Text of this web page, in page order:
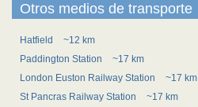
Otros medios de transporte
Hatfield
~12 km
Paddington Station
~17 km
London Euston Railway Station
~17 km
St Pancras Railway Station
~17 km